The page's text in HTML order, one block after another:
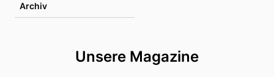
Archiv
Unsere Magazine